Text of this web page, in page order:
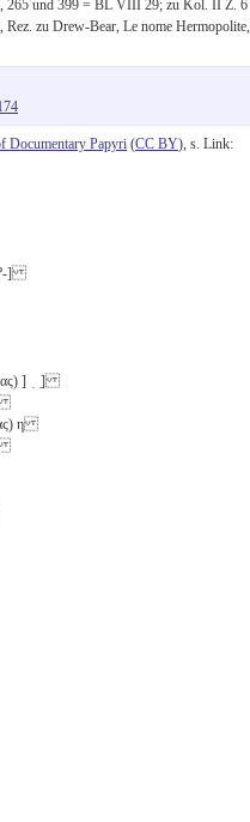
265 und 399 = BL VIII 29; zu Kol. II Z. 6
zu Drew-Bear, Le nome Hermopolite,
Documentary Papyri (CC BY), s. Link:
]
] ̣ ̣]
η